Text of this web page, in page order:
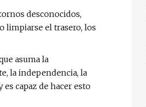
desconocidos,
limpiarse el trasero, los
asuma la
la independencia, la
capaz de hacer esto